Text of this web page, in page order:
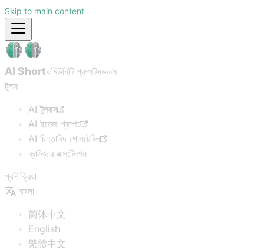
Skip to main content
AI Shortকমিউনিটি প্রম্পটসডকস
টুলস
AI টুলবক্স
AI ইমেজ প্রম্পট
AI চিন্তাবিদ গোলটেবিল
ব্রাউজার এক্সটেনশন
প্রতিক্রিয়া
বাংলা
简体中文
English
繁體中文